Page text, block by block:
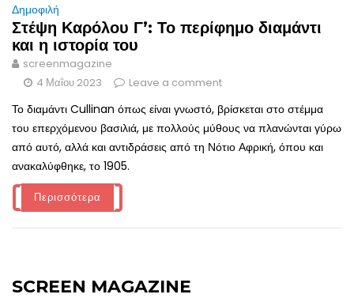
Δημοφιλή
Στέψη Καρόλου Γ’: Το περίφημο διαμάντι
και η ιστορία του
screenmagazine
4 Μαΐου 2023
Leave a comment
Το διαμάντι Cullinan όπως είναι γνωστό, βρίσκεται στο στέμμα
του επερχόμενου βασιλιά, με πολλούς μύθους να πλανώνται γύρω
από αυτό, αλλά και αντιδράσεις από τη Νότιο Αφρική, όπου και
ανακαλύφθηκε, το 1905.
Περισσότερα
SCREEN MAGAZINE